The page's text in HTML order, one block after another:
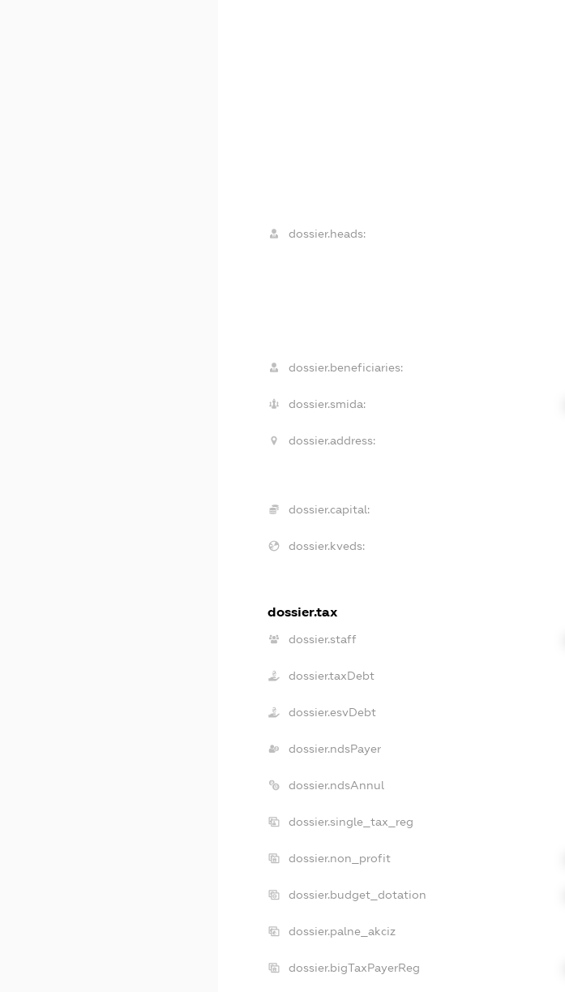
dossier.heads:
dossier.beneficiaries:
dossier.smida:
dossier.address:
dossier.capital:
dossier.kveds:
dossier.tax
dossier.staff
dossier.taxDebt
dossier.esvDebt
dossier.ndsPayer
dossier.ndsAnnul
dossier.single_tax_reg
dossier.non_profit
dossier.budget_dotation
dossier.palne_akciz
dossier.bigTaxPayerReg